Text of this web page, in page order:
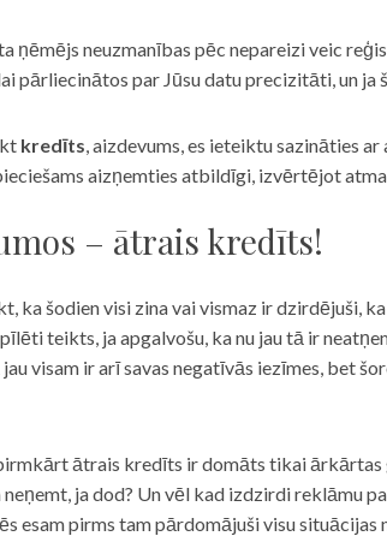
ņēmējs neuzmanības pēc nepareizi veic
pārliecinātos par Jūsu datu precizitāti, un
kredīts, aizdevums, es ieteiktu sazināties
aizņemties atbildīgi, izvērtējot
– ātrais kredīts!
ka šodien visi zina vai vismaz ir dzirdējuši,
teikts, ja apgalvošu, ka nu jau tā ir
visam ir arī savas negatīvās iezīmes, bet
ātrais kredīts ir domāts tikai
neņemt, ja dod? Un vēl kad izdzirdi reklāmu
esam pirms tam pārdomājuši visu